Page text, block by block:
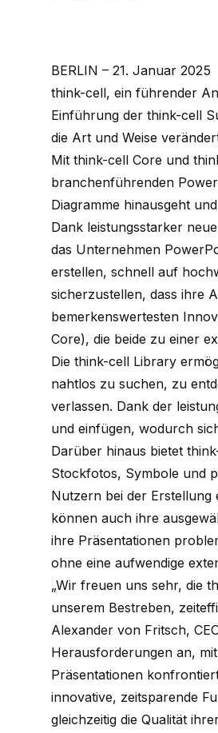
BERLIN – 21. Januar 2025
think-cell, ein führender
Einführung der think-cell
die Art und Weise
Mit think-cell Core und
branchenführenden
Diagramme hinausgeht
Dank leistungsstarker
das Unternehmen
erstellen, schnell auf
sicherzustellen, dass ihre
bemerkenswertesten
Core), die beide zu einer
Die think-cell Library
nahtlos zu suchen, zu
verlassen. Dank der
und einfügen, wodurch
Darüber hinaus bietet
Stockfotos, Symbole und
Nutzern bei der Erstellung
können auch ihre
ihre Präsentationen
ohne eine aufwendige
„Wir freuen uns sehr, die
unserem Bestreben,
Alexander von Fritsch,
Herausforderungen an,
Präsentationen
innovative, zeitsparende
gleichzeitig die Qualität